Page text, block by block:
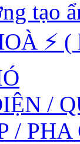
tạo
⚡ (
/
/ PHA